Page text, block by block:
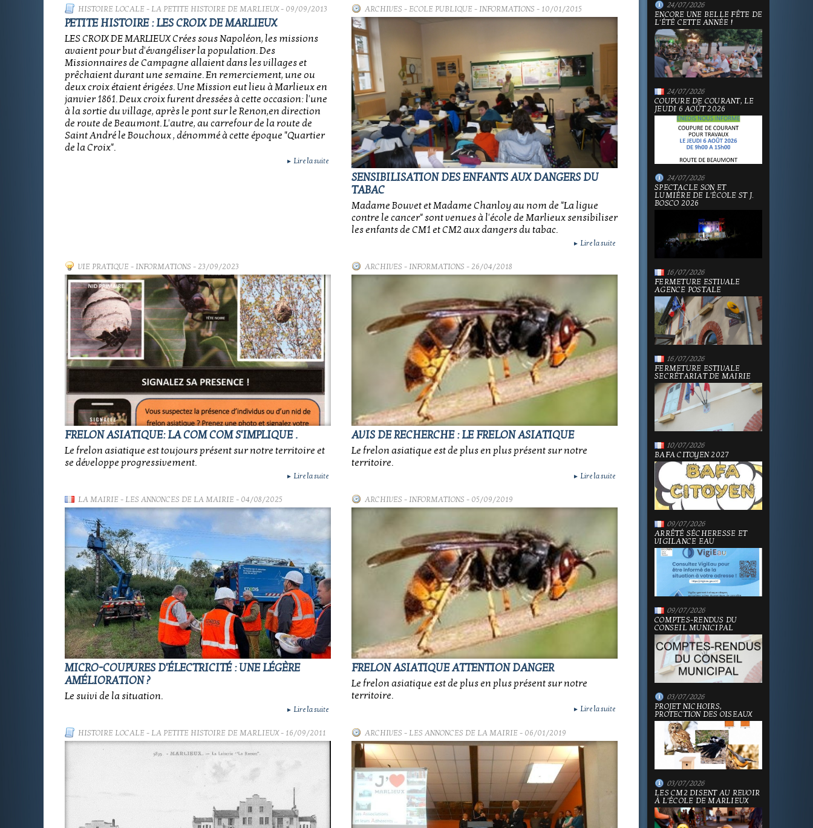
HISTOIRE LOCALE- LA PETITE HISTOIRE DE MARLIEUX- 09/09/2013
PETITE HISTOIRE : LES CROIX DE MARLIEUX
LES CROIX DE MARLIEUX Crées sous Napoléon, les missions
avaient pour but d'évangéliser la population. Des
Missionnaires de Campagne allaient dans les villages et
prêchaient durant une semaine. En remerciement, une ou
deux croix étaient érigées. Une Mission eut lieu à Marlieux en
janvier 1861. Deux croix furent dressées à cette occasion: l'une
à la sortie du village, après le pont sur le Renon,en direction
de route de Beaumont. L'autre, au carrefour de la route de
Saint André le Bouchoux , dénommé à cette époque "Quartier
de la Croix".
► Lire la suite
ARCHIVES - ECOLE PUBLIQUE - INFORMATIONS - 10/01/2015
SENSIBILISATION DES ENFANTS AUX DANGERS DU
TABAC
Madame Bouvet et Madame Chanloy au nom de "La ligue
contre le cancer" sont venues à l'école de Marlieux sensibiliser
les enfants de CM1 et CM2 aux dangers du tabac.
► Lire la suite
VIE PRATIQUE- INFORMATIONS - 23/09/2023
FRELON ASIATIQUE: LA COM COM S'IMPLIQUE .
Le frelon asiatique est toujours présent sur notre territoire et
se développe progressivement.
► Lire la suite
ARCHIVES - INFORMATIONS - 26/04/2018
AVIS DE RECHERCHE : LE FRELON ASIATIQUE
Le frelon asiatique est de plus en plus présent sur notre
territoire.
► Lire la suite
LA MAIRIE- LES ANNONCES DE LA MAIRIE- 04/08/2025
MICRO-COUPURES D'ÉLECTRICITÉ : UNE LÉGÈRE
AMÉLIORATION ?
Le suivi de la situation.
► Lire la suite
ARCHIVES - INFORMATIONS - 05/09/2019
FRELON ASIATIQUE ATTENTION DANGER
Le frelon asiatique est de plus en plus présent sur notre
territoire.
► Lire la suite
HISTOIRE LOCALE- LA PETITE HISTOIRE DE MARLIEUX- 16/09/2011 ARCHIVES - LES ANNONCES DE LA MAIRIE- 06/01/2019
24/07/2026
ENCORE UNE BELLE FÊTE DE
L'ÉTÉ CETTE ANNÉE !
24/07/2026
COUPURE DE COURANT, LE
JEUDI 6 AOÛT 2026
24/07/2026
SPECTACLE SON ET
LUMIÈRE DE L'ÉCOLE ST J.
BOSCO 2026
16/07/2026
FERMETURE ESTIVALE
AGENCE POSTALE
16/07/2026
FERMETURE ESTIVALE
SECRÉTARIAT DE MAIRIE
10/07/2026
BAFA CITOYEN 2027
09/07/2026
ARRÊTÉ SÉCHERESSE ET
VIGILANCE EAU
09/07/2026
COMPTES-RENDUS DU
CONSEIL MUNICIPAL
03/07/2026
PROJET NICHOIRS,
PROTECTION DES OISEAUX
03/07/2026
LES CM2 DISENT AU REVOIR
À L'ÉCOLE DE MARLIEUX